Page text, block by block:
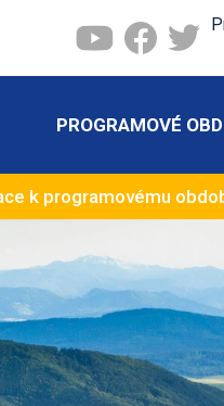
PROGRAMOVÉ
k programovému